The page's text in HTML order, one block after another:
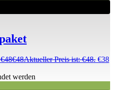
€48Aktueller Preis ist: €48. €38
werden